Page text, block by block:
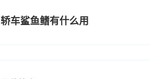
轿车鲨鱼鳍有什么用